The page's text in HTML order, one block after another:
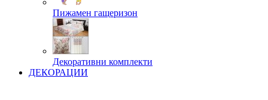
Пижамен гащеризон
Декоративни комплекти
ДЕКОРАЦИИ